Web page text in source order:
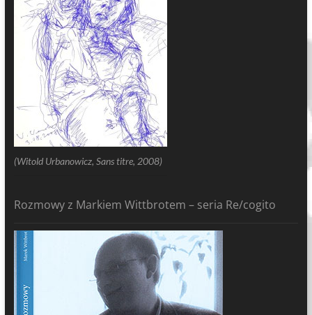
(Witold Urbanowicz, Sans titre, 2008)
Rozmowy z Markiem Wittbrotem – seria Re/cogito